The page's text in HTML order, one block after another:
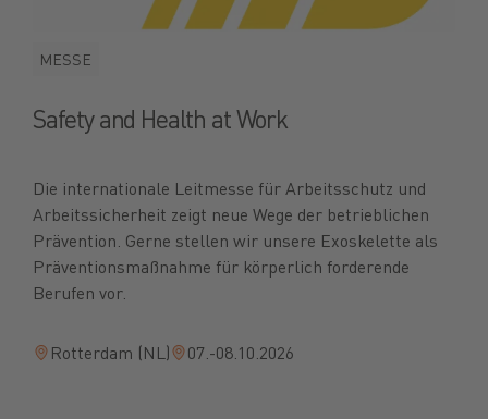
MESSE
Safety and Health at Work
Die internationale Leitmesse für Arbeitsschutz und
Arbeitssicherheit zeigt neue Wege der betrieblichen
Prävention. Gerne stellen wir unsere Exoskelette als
Präventionsmaßnahme für körperlich forderende
Berufen vor.
Rotterdam (NL) 07.-08.10.2026